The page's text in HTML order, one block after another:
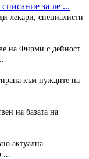
за ле ...
лекари, специалисти
на Фирми с дейност
към нуждите на
на базата на
актуална